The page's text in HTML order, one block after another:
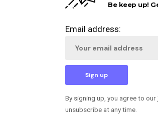
Be keep up!
Email address:
By signing up, you agree to our
unsubscribe at any time.